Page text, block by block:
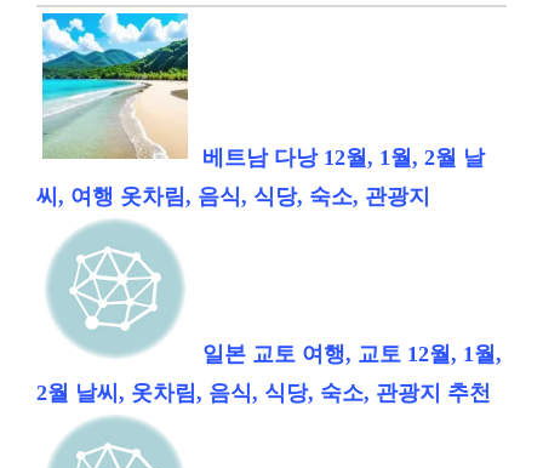
베트남 다낭 12월, 1월, 2월 날
씨, 여행 옷차림, 음식, 식당, 숙소, 관광지
일본 교토 여행, 교토 12월, 1월,
2월 날씨, 옷차림, 음식, 식당, 숙소, 관광지 추천